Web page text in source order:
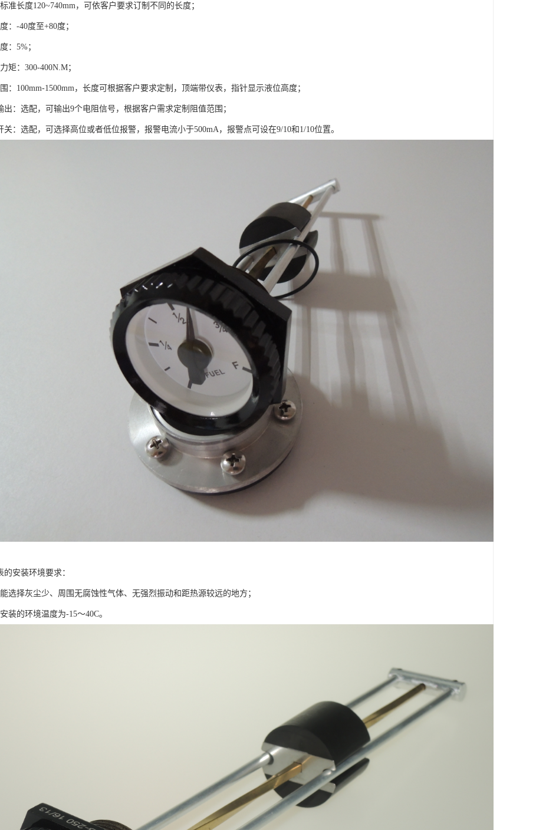
准长度120~740mm，可依客户要求订制不同的长度；
：-40度至+80度；
：5%；
矩：300-400N.M；
：100mm-1500mm，长度可根据客户要求定制，顶端带仪表，指针显示液位高度；
出：选配，可输出9个电阻信号，根据客户需求定制阻值范围；
关：选配，可选择高位或者低位报警，报警电流小于500mA，报警点可设在9/10和1/10位置。
的安装环境要求：
选择灰尘少、周围无腐蚀性气体、无强烈振动和距热源较远的地方；
装的环境温度为-15～40C。